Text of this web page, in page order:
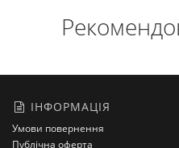
ІНФОРМАЦІЯ
Умови повернення
Публічна оферта